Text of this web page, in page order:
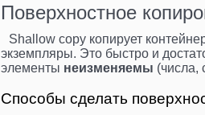
Поверхностное
Shallow copy копирует
экземпляры. Это быстро и
элементы неизменяемы (числа,
Способы сделать